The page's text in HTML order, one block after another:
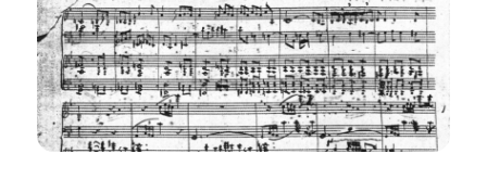
Praktické info
Kam vyrazit